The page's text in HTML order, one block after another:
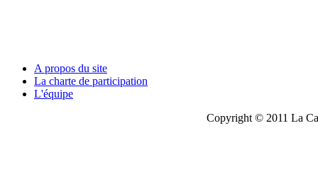
A propos du site
La charte de participation
L'équipe
Copyright © 2011 La